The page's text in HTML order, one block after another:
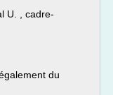
U. , cadre-
du